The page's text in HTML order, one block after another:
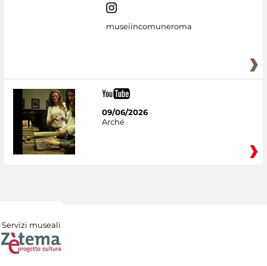
museiincomuneroma
09/06/2026
Arché
Servizi museali